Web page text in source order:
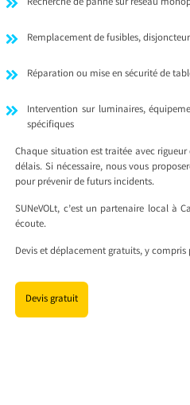
Remplacement de fusibles,
Réparation ou mise en sécurité de
Intervention sur luminaires,
spécifiques
Chaque situation est traitée avec
délais. Si nécessaire, nous vous
pour prévenir de futurs incidents.
SUNeVOLt, c’est un partenaire local à
écoute.
Devis et déplacement gratuits, y
Devis gratuit